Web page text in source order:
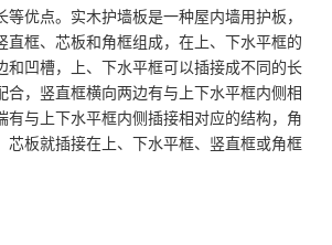
优点。实木护墙板是一种屋内墙用护板，
直框、芯板和角框组成，在上、下水平框的
和凹槽，上、下水平框可以插接成不同的长
合，竖直框横向两边有与上下水平框内侧相
有与上下水平框内侧插接相对应的结构，角
芯板就插接在上、下水平框、竖直框或角框